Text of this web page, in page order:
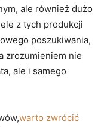
ale również dużo
z tych produkcji
poszukiwania,
zrozumieniem nie
ale i samego
warto zwrócić